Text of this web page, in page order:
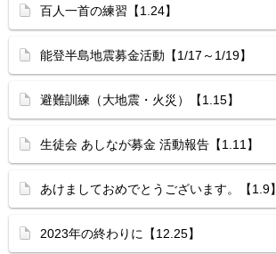
百人一首の練習【1.24】
能登半島地震募金活動【1/17～1/19】
避難訓練（大地震・火災）【1.15】
生徒会 あしなが募金 活動報告【1.11】
あけましておめでとうございます。【1.9】
2023年の終わりに【12.25】